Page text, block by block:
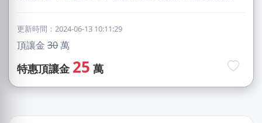
更新時間：2024-06-13 10:11:29
頂讓金 30萬
特惠頂讓金 25 萬
LXone
桃園市｜預算 10萬元以下